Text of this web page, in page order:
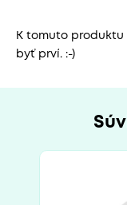
K tomuto
byť prví. :-)